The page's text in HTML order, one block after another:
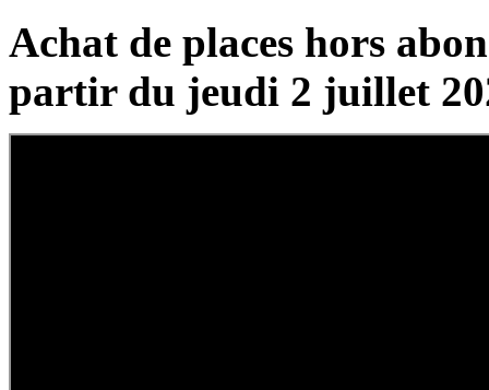
Achat de places hors
partir du jeudi 2 juillet